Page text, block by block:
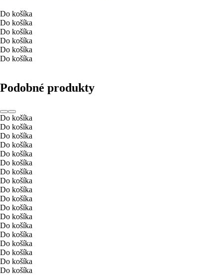
Do košíka
Do košíka
Do košíka
Do košíka
Do košíka
Do košíka
Podobné produkty
Do košíka
Do košíka
Do košíka
Do košíka
Do košíka
Do košíka
Do košíka
Do košíka
Do košíka
Do košíka
Do košíka
Do košíka
Do košíka
Do košíka
Do košíka
Do košíka
Do košíka
Do košíka